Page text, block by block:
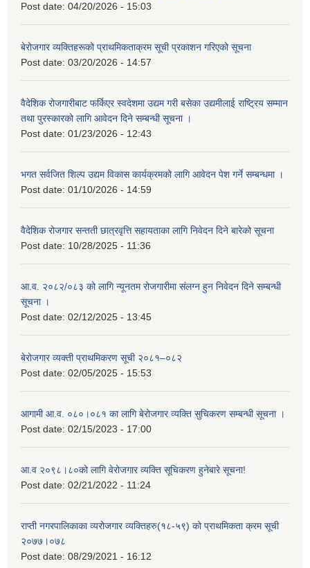
Post date: 04/20/2026 - 15:03
बेरोजगार व्यक्तिहरूको प्राथमिकताक्रम सूची प्रकाशन गरिएको सूचना
Post date: 03/20/2026 - 14:57
वैदेशिक रोजगारीबाट फर्किएर स्वदेशमा उद्यम गरी बसेका उद्यमीलाई राष्ट्रिय सम्मान
तथा पुरस्कारको लागि आवेदन दिने सम्बन्धी सूचना ।
Post date: 01/23/2026 - 12:43
भगत सर्वजित शिल्प उद्यम विकास कार्यक्रमको लागि आवेदन पेश गर्ने सम्बन्धमा ।
Post date: 01/10/2026 - 14:59
वैदेशिक रोजगार सन्तती छात्रवृत्ति सहायताका लागि निवेदन दिने बारेको सूचना
Post date: 10/28/2025 - 11:36
आ.व. २०८२/०८३ को लागि न्यूनतम रोजगारीमा संलग्न हुन निवेदन दिने सम्बन्धी
सूचना ।
Post date: 02/12/2025 - 13:45
बेरोजगार व्यक्ती प्राथमिकरण सूची २०८१–०८२
Post date: 02/05/2025 - 15:53
आगामी आ.व. ०८०।०८१ का लागि बेरोजगार व्यक्ति सुचिकरण सम्बन्धी सूचना ।
Post date: 02/15/2023 - 17:00
आ.व २०९८।८०को लागि वेरोजगार व्यक्ति सूचिकरण हुनेबारे सूचना!
Post date: 02/21/2022 - 11:24
राप्ती नगरपालिकाका व्यरोजगार व्यक्तिहरु(१८-५९) को प्राथमिकता क्रम सूची
२०७७।०७८
Post date: 08/29/2021 - 16:12